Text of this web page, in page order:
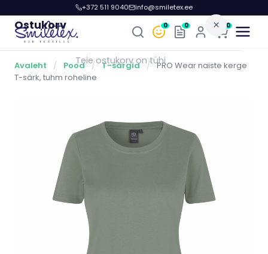
+372 511 9040 info@smiletex.ee
0 0 0
Avaleht / Pood / T-särgid /
PRO Wear naiste kerge
T-särk, tuhm roheline
Ostukorv ×
Teie ostukorv on tühi